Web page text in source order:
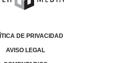
DE PRIVACIDAD
AVISO LEGAL